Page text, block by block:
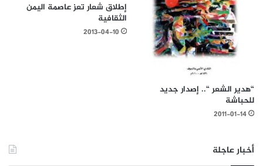
“هدير الشعر “.. إصدار جديد
للحباشة
2011-01-14
إطلاق شعار تعز عاصمة اليمن
الثقافية
2013-04-10
أخبار عاجلة